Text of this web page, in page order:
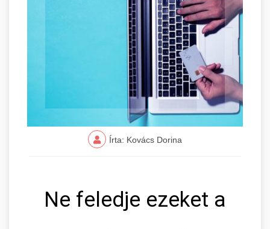
Írta: Kovács Dorina
Ne feledje ezeket a